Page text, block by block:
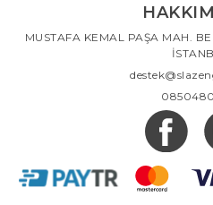
MUSTAFA KEMAL PAŞA MAH.